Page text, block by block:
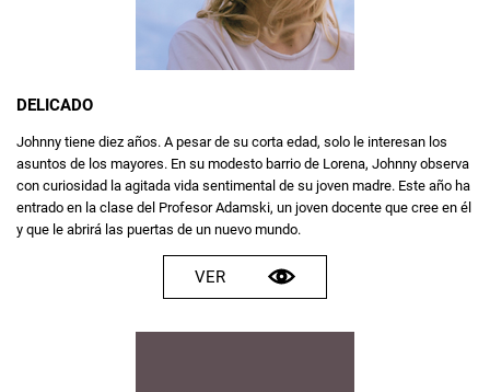
DELICADO
Johnny tiene diez años. A pesar de su corta edad, solo le interesan los
asuntos de los mayores. En su modesto barrio de Lorena, Johnny observa
con curiosidad la agitada vida sentimental de su joven madre. Este año ha
entrado en la clase del Profesor Adamski, un joven docente que cree en él
y que le abrirá las puertas de un nuevo mundo.
VER